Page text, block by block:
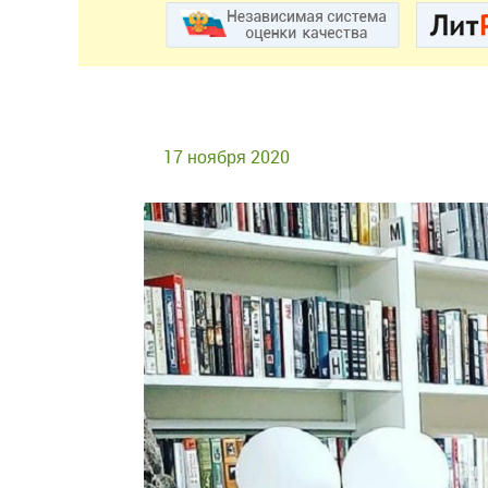
17 ноября 2020